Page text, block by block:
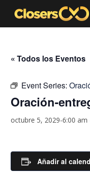
« Todos los Eventos
Event Series:
Oración-
octubre 5, 2029-6:00 am
Añadir al